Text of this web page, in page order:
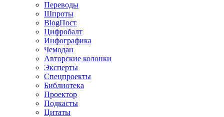
Переводы
Шпроты
BlogПост
Цифробалт
Инфографика
Чемодан
Авторские колонки
Эксперты
Спецпроекты
Библиотека
Проектор
Подкасты
Цитаты